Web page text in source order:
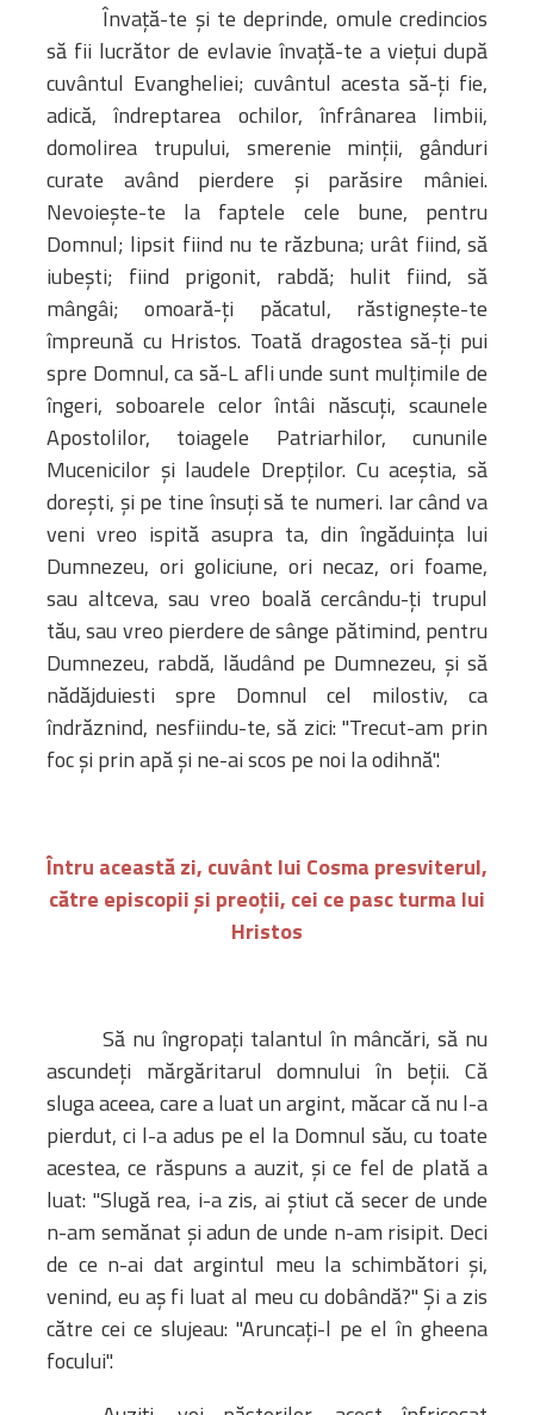
Învaţă-te şi te deprinde, omule credincios
să fii lucrător de evlavie învaţă-te a vieţui după
cuvântul Evangheliei; cuvântul acesta să-ţi fie,
adică, îndreptarea ochilor, înfrânarea limbii,
domolirea trupului, smerenie minţii, gânduri
curate având pierdere şi parăsire mâniei.
Nevoieşte-te la faptele cele bune, pentru
Domnul; lipsit fiind nu te răzbuna; urât fiind, să
iubeşti; fiind prigonit, rabdă; hulit fiind, să
mângâi; omoară-ţi păcatul, răstigneşte-te
împreună cu Hristos. Toată dragostea să-ţi pui
spre Domnul, ca să-L afli unde sunt mulţimile de
îngeri, soboarele celor întâi născuţi, scaunele
Apostolilor, toiagele Patriarhilor, cununile
Mucenicilor şi laudele Drepţilor. Cu aceştia, să
doreşti, şi pe tine însuţi să te numeri. Iar când va
veni vreo ispită asupra ta, din îngăduinţa lui
Dumnezeu, ori goliciune, ori necaz, ori foame,
sau altceva, sau vreo boală cercându-ţi trupul
tău, sau vreo pierdere de sânge pătimind, pentru
Dumnezeu, rabdă, lăudând pe Dumnezeu, şi să
nădăjduiesti spre Domnul cel milostiv, ca
îndrăznind, nesfiindu-te, să zici: "Trecut-am prin
foc şi prin apă şi ne-ai scos pe noi la odihnă".
Întru această zi, cuvânt lui Cosma presviterul,
către episcopii şi preoţii, cei ce pasc turma lui
Hristos
Să nu îngropaţi talantul în mâncări, să nu
ascundeţi mărgăritarul domnului în beţii. Că
sluga aceea, care a luat un argint, măcar că nu l-a
pierdut, ci l-a adus pe el la Domnul său, cu toate
acestea, ce răspuns a auzit, şi ce fel de plată a
luat: "Slugă rea, i-a zis, ai ştiut că secer de unde
n-am semănat şi adun de unde n-am risipit. Deci
de ce n-ai dat argintul meu la schimbători şi,
venind, eu aş fi luat al meu cu dobândă?" Şi a zis
către cei ce slujeau: "Aruncaţi-l pe el în gheena
focului".